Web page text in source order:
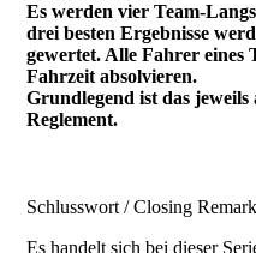
Es werden vier Team-
drei besten Ergebnisse
gewertet. Alle Fahrer eines
Fahrzeit absolvieren.
Grundlegend ist das
Reglement.
Schlusswort / Closing
Es handelt sich bei dieser